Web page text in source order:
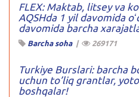
FLEX: Maktab, litsey va
AQSHda 1 yil davomida
davomida barcha
Barcha soha| 269171
Turkiye Burslari: barcha
uchun to’liq grantlar,
boshqalar!